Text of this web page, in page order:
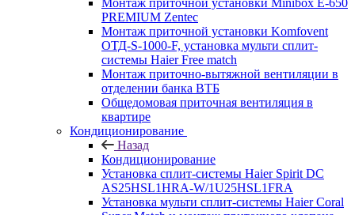
Монтаж приточной установки Minibox E-650
PREMIUM Zentec
Монтаж приточной установки Komfovent
ОТД-S-1000-F, установка мульти сплит-
системы Haier Free match
Монтаж приточно-вытяжной вентиляции в
отделении банка ВТБ
Общедомовая приточная вентиляция в
квартире
Кондиционирование
Назад
Кондиционирование
Установка сплит-системы Haier Spirit DC
AS25HSL1HRA-W/1U25HSL1FRA
Установка мульти сплит-системы Haier Coral